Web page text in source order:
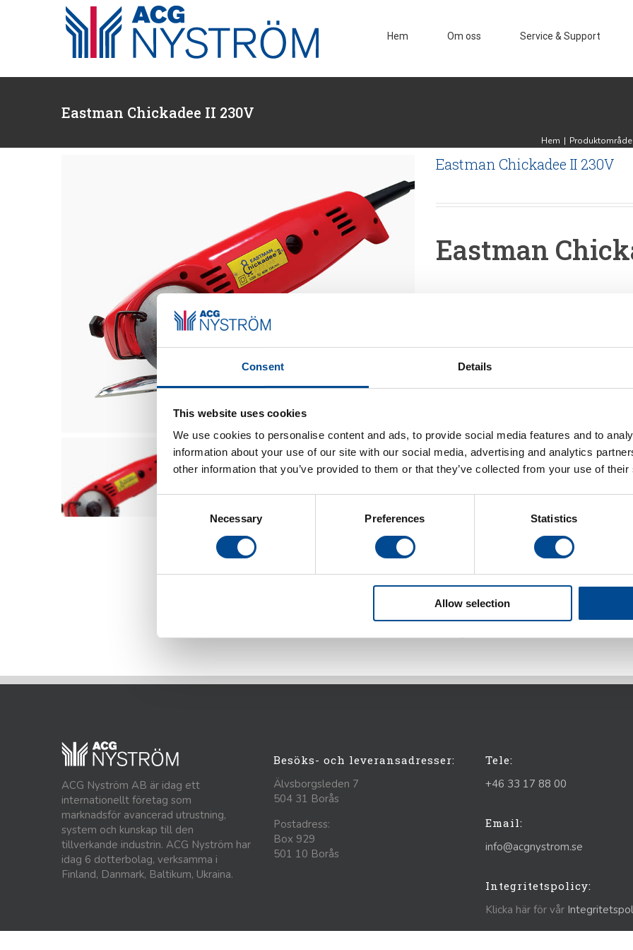
Consent Details
This website uses cookies
We use cookies to personalise content and ads, to provide social media features and to
information about your use of our site with our social media, advertising and analytics
other information that you’ve provided to them or that they’ve collected from your use of
Necessary Preferences Statistics
Allow selection
Hem Om oss Service & Support
Eastman Chickadee II 230V
Hem |
Eastman Chickadee II 230V
Eastman
MODEL D2 – Chickadee är den minsta
perfekta uppgraderingen till, eller
kraft än någon annan handhållen kniv i
Chickadee är den minsta roterande
uppgraderingen till, eller ersättningen
Chickadee har 50% mer kraft än någon
skärkapacitet. Dess
trötthet.
Minsta och mest använda
Perfekt uppgradering till, eller
Strömlinjeformad, lätt
Utrustad med runt blad för
blad för svårskurna material
ACG Nyström AB är idag ett
internationellt företag som
marknadsför avancerad utrustning,
system och kunskap till den
tillverkande industrin. ACG Nyström har
idag 6 dotterbolag, verksamma i
Finland, Danmark, Baltikum, Ukraina.
Besöks- och leveransadresser:
Älvsborgsleden 7
504 31 Borås
Postadress:
Box 929
501 10 Borås
Tele:
+46 33 17 88 00
Email:
info@acgnystrom.se
Integritetspolicy:
Klicka här för vår